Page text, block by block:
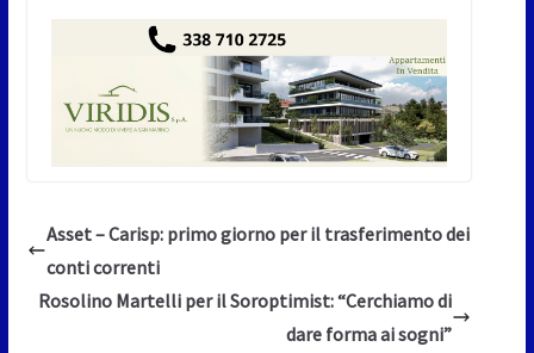
Asset – Carisp: primo giorno per il trasferimento dei
conti correnti
Rosolino Martelli per il Soroptimist: “Cerchiamo di
dare forma ai sogni”